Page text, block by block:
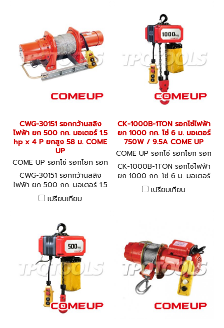
CWG-30151 รอกกว้านสลิง
ไฟฟ้า ยก 500 กก. มอเตอร์ 1.5
hp x 4 P ยกสูง 58 ม. COME
UP
COME UP รอกโซ่ รอกโยก รอก
ถ่วง CWG-30151
CWG-30151 รอกกว้านสลิง
ไฟฟ้า ยก 500 กก. มอเตอร์ 1.5
hp x 4 P ยกสูง 58 ม. COME
UP
เปรียบเทียบ
CK-1000B-1TON รอกโซ่ไฟฟ้า
ยก 1000 กก. โซ่ 6 ม. มอเตอร์
750W / 9.5A COME UP
COME UP รอกโซ่ รอกโยก รอก
ถ่วง CK-1000B
CK-1000B-1TON รอกโซ่ไฟฟ้า
ยก 1000 กก. โซ่ 6 ม. มอเตอร์
750W / 9.5A COME UP
เปรียบเทียบ